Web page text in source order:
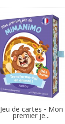
Jeu de cartes - Mon
premier je...